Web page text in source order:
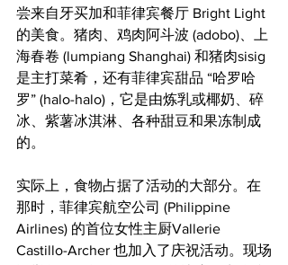
尝来自牙买加和菲律宾餐厅 Bright Light
的美食。猪肉、鸡肉阿斗波 (adobo)、上
海春卷 (lumpiang Shanghai) 和猪肉sisig
是主打菜肴，还有菲律宾甜品 “哈罗哈
罗” (halo-halo)，它是由炼乳或椰奶、碎
冰、紫薯冰淇淋、各种甜豆和果冻制成
的。
实际上，食物占据了活动的大部分。在
那时，菲律宾航空公司 (Philippine
Airlines) 的首位女性主厨Vallerie
Castillo-Archer 也加入了庆祝活动。现场